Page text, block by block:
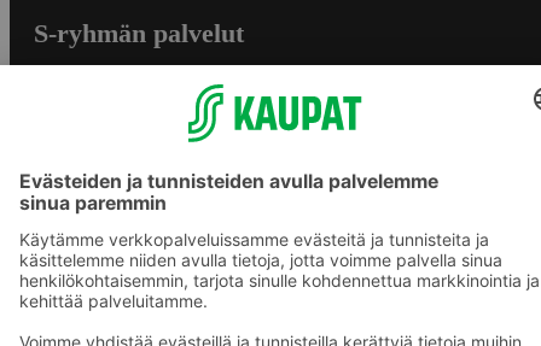
S-ryhmän palvelut
S-ostoslista -sovellus
Prisma.fi
Sokos.fi
S-Pankki
Yhteishyvä
Sokos Hotels
Raflaamo